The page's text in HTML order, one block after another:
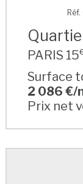
PARIS 15
Surface
2 086 €/
Prix net